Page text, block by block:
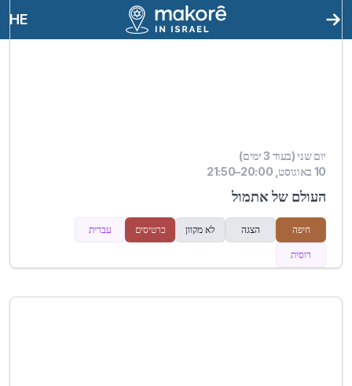
HE
יום שני (בעוד 3 ימים)
10 באוגוסט, 20:00–21:50
העולם של אתמול
חיפה הצגה לא מקוון כרטיסים עברית
רוסית